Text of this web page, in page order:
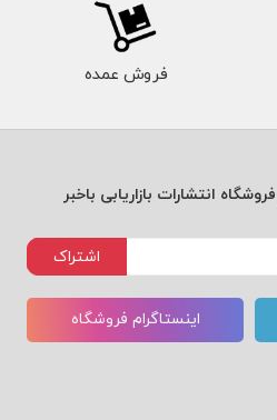
فروش عمده
انتشارات بازاریابی باخبر
اشتراک
اینستاگرام فروشگاه